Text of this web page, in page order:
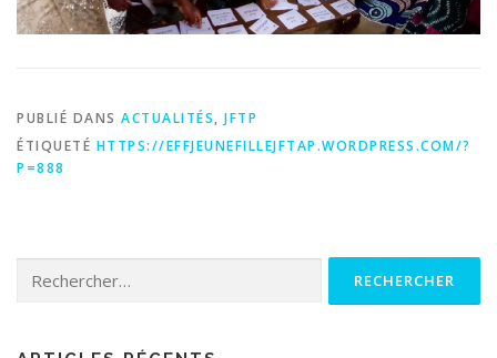
PUBLIÉ DANS ACTUALITÉS, JFTP
ÉTIQUETÉ HTTPS://EFFJEUNEFILLEJFTAP.WORDPRESS.COM/?
P=888